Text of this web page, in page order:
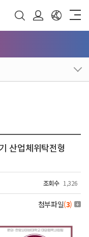
산업체위탁전형
조회수 1,326
첨부파일(3)